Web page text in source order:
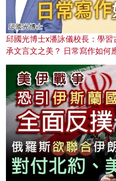
邱國光博士x潘詠儀校長：學
承文言文之美？ 日常寫作如何